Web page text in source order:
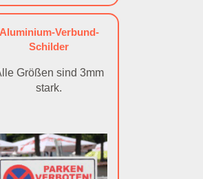
Aluminium-Verbund-
Schilder
Größen sind 3mm
stark.